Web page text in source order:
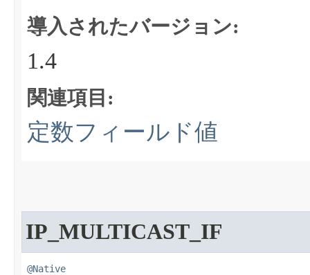
導入されたバージョン:
1.4
関連項目:
定数フィールド値
IP_MULTICAST_IF
@Native